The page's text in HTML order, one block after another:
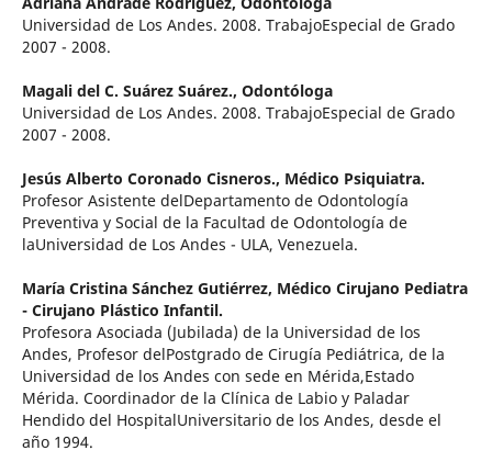
Universidad de Los Andes. 2008. TrabajoEspecial de Grado
2007 - 2008.
Magali del C. Suárez Suárez., Odontóloga
Universidad de Los Andes. 2008. TrabajoEspecial de Grado
2007 - 2008.
Jesús Alberto Coronado Cisneros., Médico Psiquiatra.
Profesor Asistente delDepartamento de Odontología
Preventiva y Social de la Facultad de Odontología de
laUniversidad de Los Andes - ULA, Venezuela.
María Cristina Sánchez Gutiérrez, Médico Cirujano Pediatra
- Cirujano Plástico Infantil.
Profesora Asociada (Jubilada) de la Universidad de los
Andes, Profesor delPostgrado de Cirugía Pediátrica, de la
Universidad de los Andes con sede en Mérida,Estado
Mérida. Coordinador de la Clínica de Labio y Paladar
Hendido del HospitalUniversitario de los Andes, desde el
año 1994.